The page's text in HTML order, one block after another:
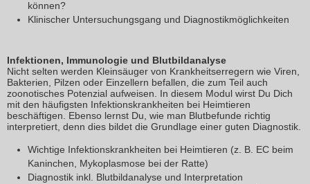
können?
Klinischer Untersuchungsgang und Diagnostikmöglichkeiten
Infektionen, Immunologie und Blutbildanalyse
Nicht selten werden Kleinsäuger von Krankheitserregern wie Viren,
Bakterien, Pilzen oder Einzellern befallen, die zum Teil auch
zoonotisches Potenzial aufweisen. In diesem Modul wirst Du Dich
mit den häufigsten Infektionskrankheiten bei Heimtieren
beschäftigen. Ebenso lernst Du, wie man Blutbefunde richtig
interpretiert, denn dies bildet die Grundlage einer guten Diagnostik.
Wichtige Infektionskrankheiten bei Heimtieren (z. B. EC beim
Kaninchen, Mykoplasmose bei der Ratte)
Diagnostik inkl. Blutbildanalyse und Interpretation